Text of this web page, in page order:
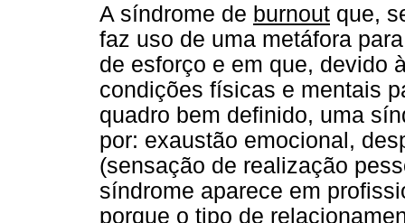
A síndrome de burnout que,
faz uso de uma metáfora
de esforço e em que, devido
condições físicas e mentais
quadro bem definido, uma
por: exaustão emocional,
(sensação de realização
síndrome aparece em
porque o tipo de